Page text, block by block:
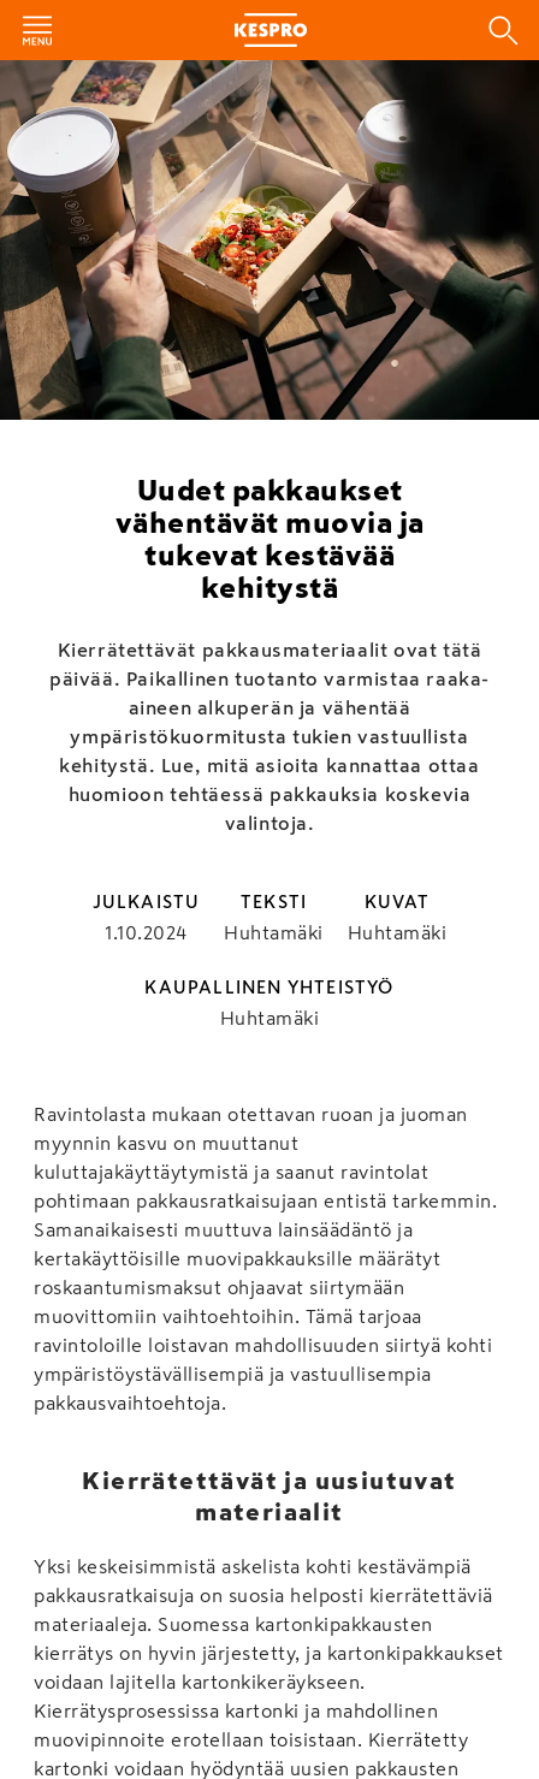
Uudet pakkaukset
vähentävät muovia ja
tukevat kestävää
kehitystä
Kierrätettävät pakkausmateriaalit ovat tätä
päivää. Paikallinen tuotanto varmistaa raaka-
aineen alkuperän ja vähentää
ympäristökuormitusta tukien vastuullista
kehitystä. Lue, mitä asioita kannattaa ottaa
huomioon tehtäessä pakkauksia koskevia
valintoja.
JULKAISTU
1.10.2024
TEKSTI
Huhtamäki
KUVAT
Huhtamäki
KAUPALLINEN YHTEISTYÖ
Huhtamäki
Ravintolasta mukaan otettavan ruoan ja juoman
myynnin kasvu on muuttanut
kuluttajakäyttäytymistä ja saanut ravintolat
pohtimaan pakkausratkaisujaan entistä tarkemmin.
Samanaikaisesti muuttuva lainsäädäntö ja
kertakäyttöisille muovipakkauksille määrätyt
roskaantumismaksut ohjaavat siirtymään
muovittomiin vaihtoehtoihin. Tämä tarjoaa
ravintoloille loistavan mahdollisuuden siirtyä kohti
ympäristöystävällisempiä ja vastuullisempia
pakkausvaihtoehtoja.
Kierrätettävät ja uusiutuvat
materiaalit
Yksi keskeisimmistä askelista kohti kestävämpiä
pakkausratkaisuja on suosia helposti kierrätettäviä
materiaaleja. Suomessa kartonkipakkausten
kierrätys on hyvin järjestetty, ja kartonkipakkaukset
voidaan lajitella kartonkikeräykseen.
Kierrätysprosessissa kartonki ja mahdollinen
muovipinnoite erotellaan toisistaan. Kierrätetty
kartonki voidaan hyödyntää uusien pakkausten